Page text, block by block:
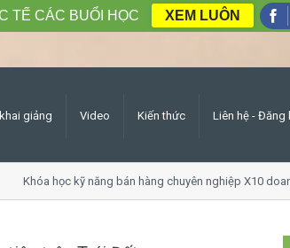
giảng Video Kiến thức Liên hệ - Đăng
Khóa học kỹ năng bán hàng chuyên nghiệp X10 doanh
TẾ CÁC BUỔI HỌC XEM LUÔN